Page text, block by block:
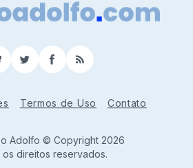
TwitterFacebook
RSS
Termos de Uso Contato
Adolfo © Copyright 2026
os direitos reservados.